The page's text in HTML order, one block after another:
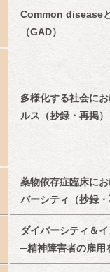
Common disease
（GAD）
多様化する社会に
ルス（抄録・再掲）
薬物依存症臨床に
バーシティ（抄録・
ダイバーシティ＆
─精神障害者の雇用